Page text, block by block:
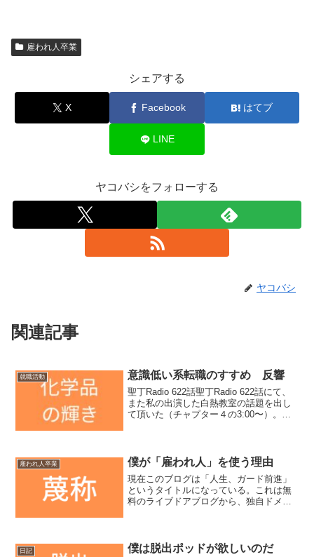
雇われ人卒業
シェアする
X Facebook はてブ
LINE
ヤコバシをフォローする
ヤコバシ
関連記事
就職活動 意識低い系転職のすすめ 反響
聖丁Radio 622話聖丁Radio 622話にて、
また私の出演した白熱教室の話題を出し
て頂いた（チャプター４の3:00〜）。内
に...
雇われ人卒業 僕が「雇われ人」を使う理由
現在このブログは「人生、ガード前進」
というタイトルになっている。これは無
料のライブドアブログから、独自ドメイ
イトルであった。設立は20...
日記 僕は脱出ポッドが欲しいのだ